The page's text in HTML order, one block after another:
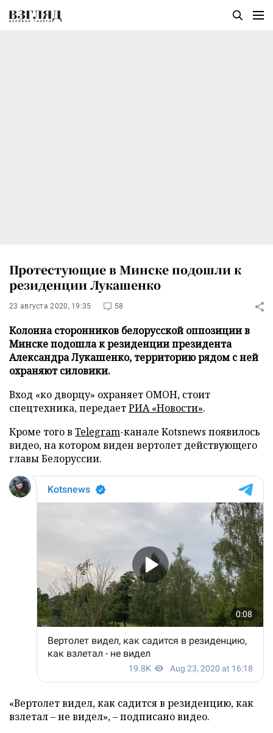
Протестующие в Минске подошли к
резиденции Лукашенко
23 августа 2020, 19:35 58
Колонна сторонников белорусской оппозиции в
Минске подошла к резиденции президента
Александра Лукашенко, территорию рядом с ней
охраняют силовики.
Вход «ко дворцу» охраняет ОМОН, стоит
спецтехника, передаетРИА «Новости».
Кроме того в Telegram-канале Kotsnews появилось
видео, на котором виден вертолет действующего
главы Белоруссии.
«Вертолет видел, как садится в резиденцию, как
взлетал – не видел», – подписано видео.